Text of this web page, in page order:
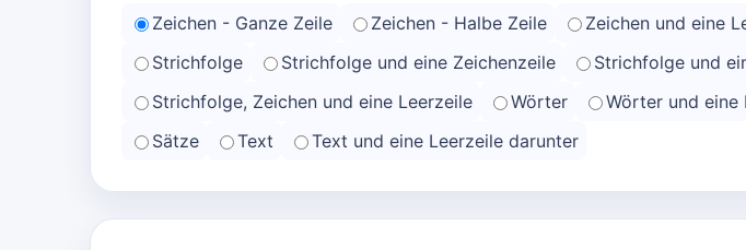
Zeichen - Ganze Zeile Zeichen - Halbe Zeile
Zeichen und eine
Strichfolge
Strichfolge und eine Zeichenzeile
Strichfolge und
Strichfolge, Zeichen und eine Leerzeile
Wörter
Wörter und eine
Sätze
Text Text und eine Leerzeile darunter